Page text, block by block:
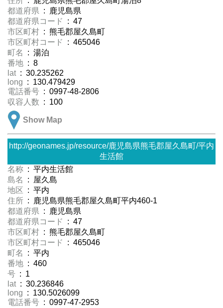
都道府県 : 鹿児島県
都道府県コード
: 47
市区町村 : 熊毛郡屋久島町
市区町村コード
: 465046
町名
: 湯泊
番地 : 8
lat : 30.235262
long : 130.479429
電話番号 : 0997-48-2806
収容人数 : 100
Show Map
http://geonames.jp/resource/鹿児島県熊毛郡屋久島町/平内
生活館
名称 : 平内生活館
島名
: 屋久島
地区 : 平内
住所 : 鹿児島県熊毛郡屋久島町平内460-1
都道府県 : 鹿児島県
都道府県コード
: 47
市区町村 : 熊毛郡屋久島町
市区町村コード
: 465046
町名
: 平内
番地 : 460
号 : 1
lat : 30.236846
long : 130.5026099
電話番号 : 0997-47-2953